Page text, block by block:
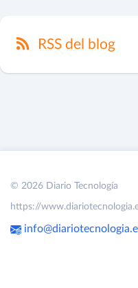
RSS del blog
© 2026 Diario Tecnología
https://